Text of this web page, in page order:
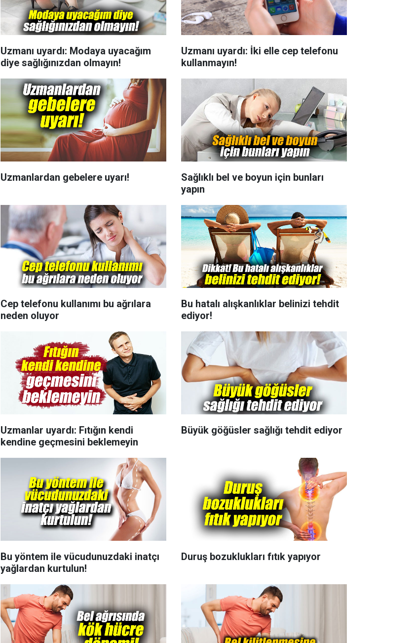
Uzmanı uyardı: Modaya uyacağım
diye sağlığınızdan olmayın!
Uzmanı uyardı: İki elle cep telefonu
kullanmayın!
Uzmanlardan gebelere uyarı!
Sağlıklı bel ve boyun için bunları
yapın
Cep telefonu kullanımı bu ağrılara
neden oluyor
Bu hatalı alışkanlıklar belinizi tehdit
ediyor!
Uzmanlar uyardı: Fıtığın kendi
kendine geçmesini beklemeyin
Büyük göğüsler sağlığı tehdit ediyor
Bu yöntem ile vücudunuzdaki inatçı
yağlardan kurtulun!
Duruş bozuklukları fıtık yapıyor